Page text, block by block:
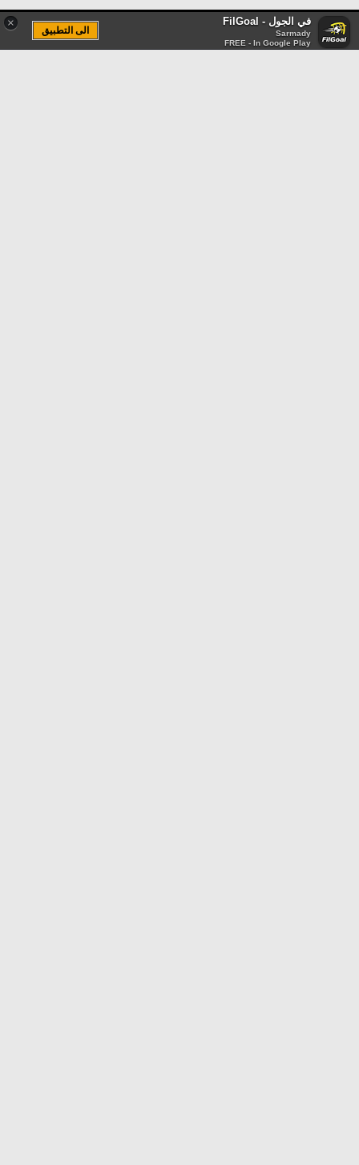
× في الجول - FilGoal
Sarmady
FREE - In Google Play
الى التطبيق